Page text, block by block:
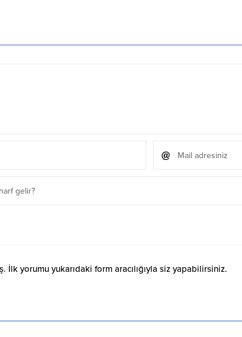
İlk yorumu yukarıdaki form aracılığıyla siz yapabilirsiniz.